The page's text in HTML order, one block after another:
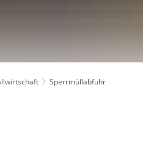
Sperrmüllabfuhr